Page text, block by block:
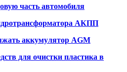
часть автомобиля
АКПП
аккумулятор AGM
для очистки пластика в